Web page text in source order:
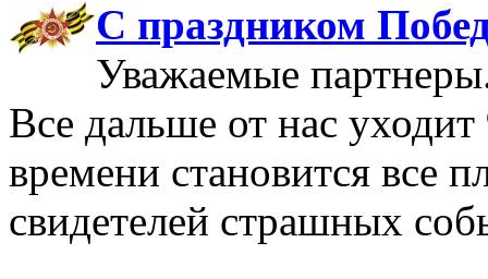
С праздником
Уважаемые
Все дальше от нас уходит
времени становится все
свидетелей страшных